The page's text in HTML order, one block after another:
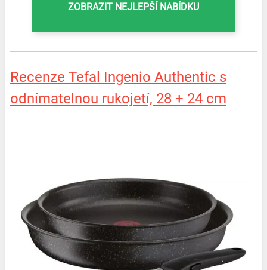
ZOBRAZIT NEJLEPŠÍ NABÍDKU
Recenze Tefal Ingenio Authentic s
odnímatelnou rukojetí, 28 + 24 cm